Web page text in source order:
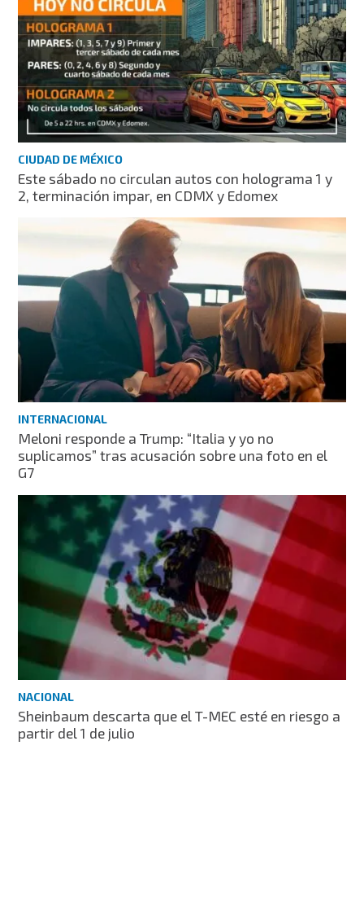
CIUDAD DE MÉXICO
Este sábado no circulan autos con holograma 1 y
2, terminación impar, en CDMX y Edomex
INTERNACIONAL
Meloni responde a Trump: “Italia y yo no
suplicamos” tras acusación sobre una foto en el
G7
NACIONAL
Sheinbaum descarta que el T-MEC esté en riesgo a
partir del 1 de julio